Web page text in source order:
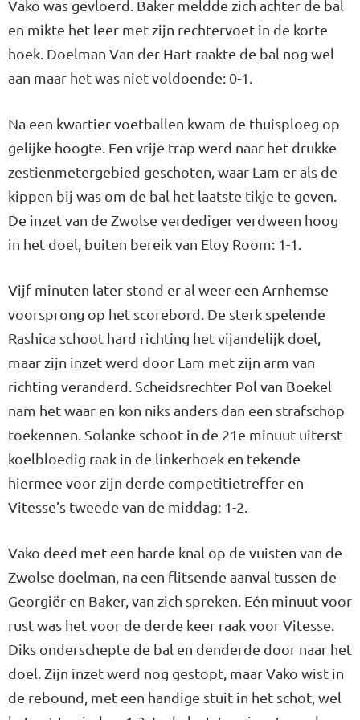
Vako was gevloerd. Baker meldde zich achter de bal
en mikte het leer met zijn rechtervoet in de korte
hoek. Doelman Van der Hart raakte de bal nog wel
aan maar het was niet voldoende: 0-1.
Na een kwartier voetballen kwam de thuisploeg op
gelijke hoogte. Een vrije trap werd naar het drukke
zestienmetergebied geschoten, waar Lam er als de
kippen bij was om de bal het laatste tikje te geven.
De inzet van de Zwolse verdediger verdween hoog
in het doel, buiten bereik van Eloy Room: 1-1.
Vijf minuten later stond er al weer een Arnhemse
voorsprong op het scorebord. De sterk spelende
Rashica schoot hard richting het vijandelijk doel,
maar zijn inzet werd door Lam met zijn arm van
richting veranderd. Scheidsrechter Pol van Boekel
nam het waar en kon niks anders dan een strafschop
toekennen. Solanke schoot in de 21e minuut uiterst
koelbloedig raak in de linkerhoek en tekende
hiermee voor zijn derde competitietreffer en
Vitesse’s tweede van de middag: 1-2.
Vako deed met een harde knal op de vuisten van de
Zwolse doelman, na een flitsende aanval tussen de
Georgiër en Baker, van zich spreken. Eén minuut voor
rust was het voor de derde keer raak voor Vitesse.
Diks onderschepte de bal en denderde door naar het
doel. Zijn inzet werd nog gestopt, maar Vako wist in
de rebound, met een handige stuit in het schot, wel